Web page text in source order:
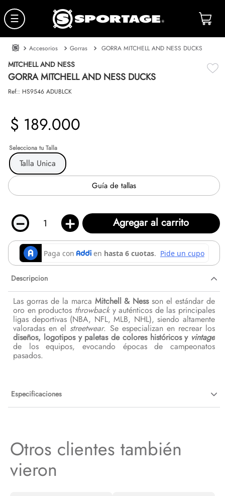
☰
Accesorios Gorras GORRA MITCHELL AND NESS DUCKS
MITCHELL AND NESS
GORRA MITCHELL AND NESS DUCKS
Ref:: HS9546 ADUBLCK
$ 189.000
Talla
Talla Unica
Guía de tallas
＋
－ Agregar al carrito
Descripcion
Las gorras de la marca Mitchell & Nessson el estándar de
oro en productos throwbacky auténticos de las principales
ligas deportivas (NBA, NFL, MLB, NHL), siendo altamente
valoradas en el streetwear. Se especializan en recrear los
diseños, logotipos y paletas de colores históricos y vintage
de los equipos, evocando épocas de campeonatos
pasados.
Especificaciones
Otros clientes también
vieron